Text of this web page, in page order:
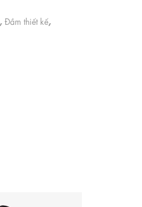
, Đầm thiết kế,